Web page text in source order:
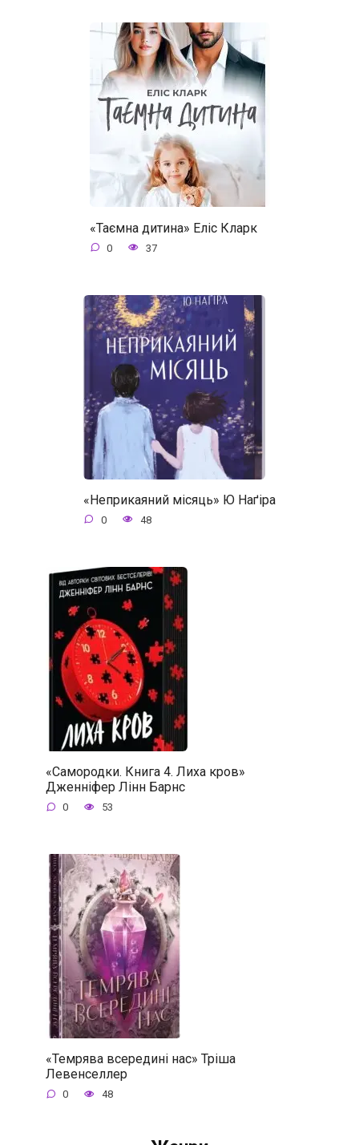
«Таємна дитина» Еліс Кларк
0 37
«Неприкаяний місяць» Ю Наґіра
0 48
«Самородки. Книга 4. Лиха кров»
Дженніфер Лінн Барнс
0 53
«Темрява всередині нас» Тріша
Левенселлер
0 48